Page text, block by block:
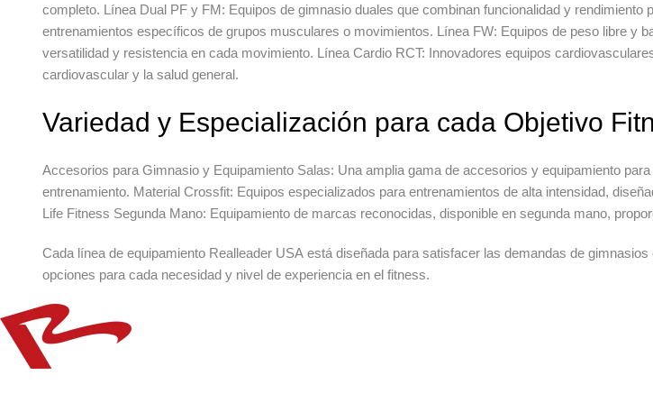
completo. Línea Dual PF y FM: Equipos de gimnasio duales que combinan funcionalidad y rendimiento
entrenamientos específicos de grupos musculares o movimientos. Línea FW: Equipos de peso libre y
versatilidad y resistencia en cada movimiento. Línea Cardio RCT: Innovadores equipos
cardiovascular y la salud general.
Variedad y Especialización para cada Objetivo
Accesorios para Gimnasio y Equipamiento Salas: Una amplia gama de accesorios y equipamiento
entrenamiento. Material Crossfit: Equipos especializados para entrenamientos de alta intensidad,
Life Fitness Segunda Mano: Equipamiento de marcas reconocidas, disponible en segunda mano,
Cada línea de equipamiento Realleader USA está diseñada para satisfacer las demandas de
opciones para cada necesidad y nivel de experiencia en el fitness.